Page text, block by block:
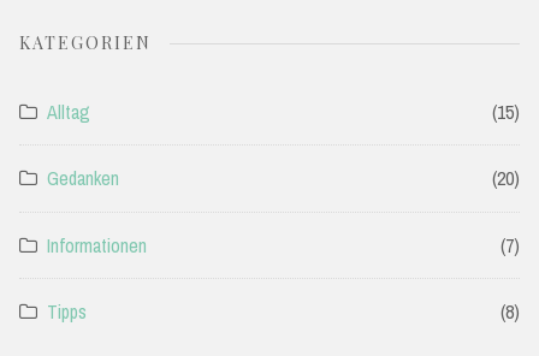
KATEGORIEN
Alltag (15)
Gedanken (20)
Informationen (7)
Tipps (8)